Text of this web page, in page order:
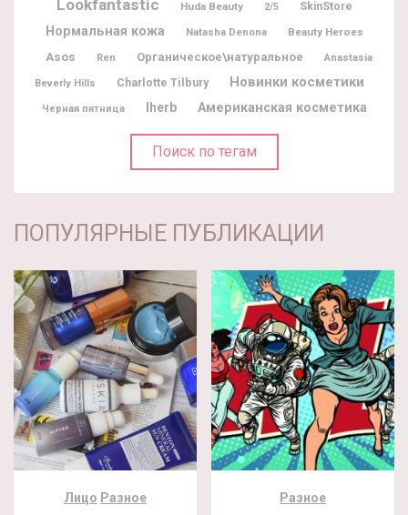
Lookfantastic Huda Beauty 2/5 SkinStore
Нормальная кожа Natasha Denona Beauty Heroes
Asos Ren Органическое\натуральное Anastasia
Beverly Hills Charlotte Tilbury Новинки косметики
Черная пятница Iherb Американская косметика
Поиск по тегам
ПОПУЛЯРНЫЕ ПУБЛИКАЦИИ
Лицо Разное Разное